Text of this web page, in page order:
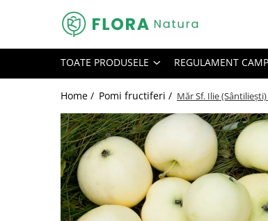
TOATE PRODUSELE REGULAMENT
Home / Pomi fructiferi / Măr Sf. Ilie